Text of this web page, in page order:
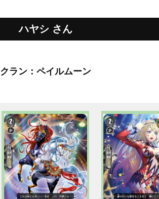
ハヤシ さん
クラン：ペイルムーン